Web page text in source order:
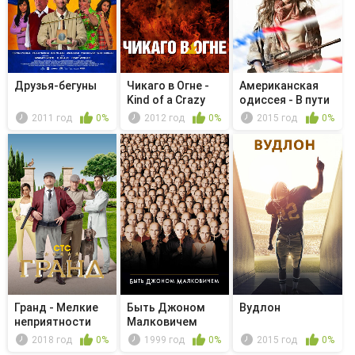
Друзья-бегуны
2011 год 0%
Чикаго в Огне -
Kind of a Crazy
Idea2012 год 0%
Американская
одиссея - В пути
2015 год 0%
Гранд - Мелкие
неприятности
2018 год 0%
Быть Джоном
Малковичем
1999 год 0%
Вудлон
2015 год 0%